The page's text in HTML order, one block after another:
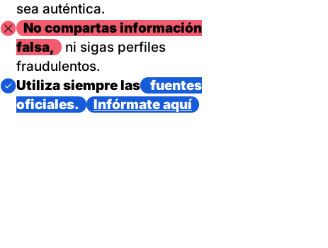
sea auténtica.
ImagenNo compartas información
falsa,
ni sigas perfiles
fraudulentos.
Imagen
Utiliza siempre las
fuentes
oficiales.
Infórmate aquí